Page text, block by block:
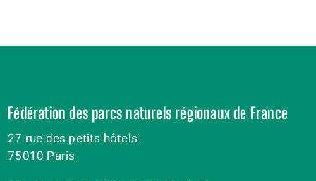
Fédération des parcs naturels régionaux de France
27 rue des petits hôtels
75010 Paris